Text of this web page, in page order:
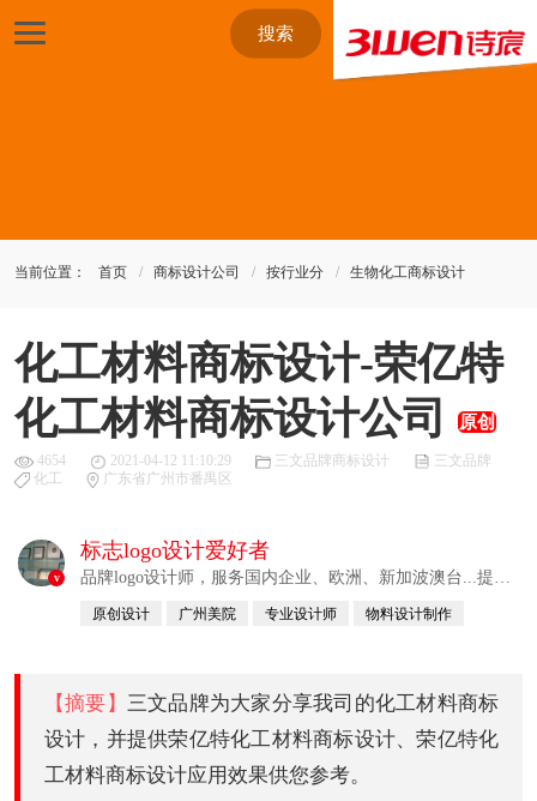
搜索
当前位置： 首页 商标设计公司 按行业分 生物化工商标设计
化工材料商标设计-荣亿特
化工材料商标设计公司
原创
4654 2021-04-12 11:10:29 三文品牌商标设计
三文品牌
化工
广东省广州市番禺区
v
标志logo设计爱好者
品牌logo设计师，服务国内企业、欧洲、新加波澳台...提供
原创设计 广州美院 专业设计师 物料设计制作
【摘要】 三文品牌为大家分享我司的化工材料商标
设计，并提供荣亿特化工材料商标设计、荣亿特化
工材料商标设计应用效果供您参考。